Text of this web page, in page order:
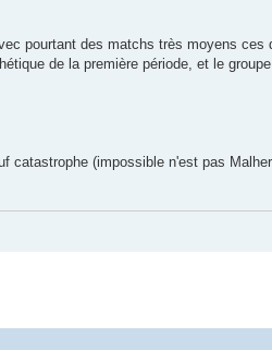
pourtant des matchs très moyens ces
de la première période, et le
(impossible n'est pas